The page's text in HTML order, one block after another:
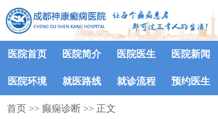
医院首页 医院简介 医院医生 医院新闻
医院环境 就医路线 就诊流程 预约医生
首页 >> 癫痫诊断 >> 正文